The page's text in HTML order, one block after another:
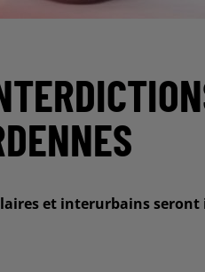
et interurbains